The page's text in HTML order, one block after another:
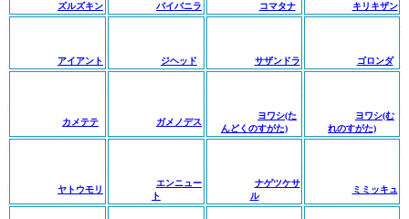
ズルズキン バイバニラ コマタナ キリキザン
アイアント ジヘッド サザンドラ ゴロンダ
カメテテ ガメノデス
ヨワシ(た
んどくのすがた)
ヨワシ(む
れのすがた)
ヤトウモリ
エンニュー
ト
ナゲツケサ
ル
ミミッキュ